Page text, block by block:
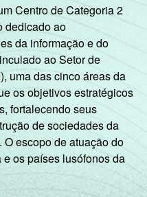
Centro de Categoria 2
dedicado ao
da informação e do
ao Setor de
uma das cinco áreas da
os objetivos estratégicos
fortalecendo seus
de sociedades da
escopo de atuação do
os países lusófonos da